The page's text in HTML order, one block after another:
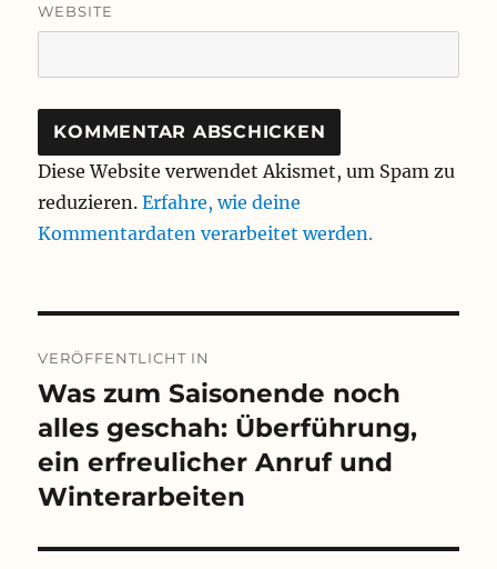
WEBSITE
Diese Website verwendet Akismet, um Spam zu
reduzieren.Erfahre, wie deine
Kommentardaten verarbeitet werden.
VERÖFFENTLICHT IN
Was zum Saisonende noch
alles geschah: Überführung,
ein erfreulicher Anruf und
Winterarbeiten